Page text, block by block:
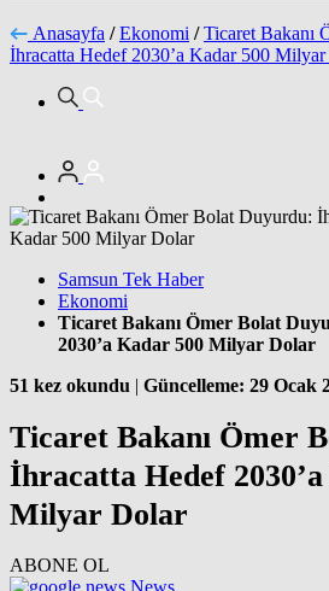
Anasayfa / Ekonomi / Ticaret Bakanı
İhracatta Hedef 2030’a Kadar 500
Samsun Tek Haber
Ekonomi
Ticaret Bakanı Ömer Bolat
2030’a Kadar 500 Milyar Dolar
51 kez okundu | Güncelleme: 29 Ocak
Ticaret Bakanı Ömer
İhracatta Hedef
Milyar Dolar
ABONE OL
News